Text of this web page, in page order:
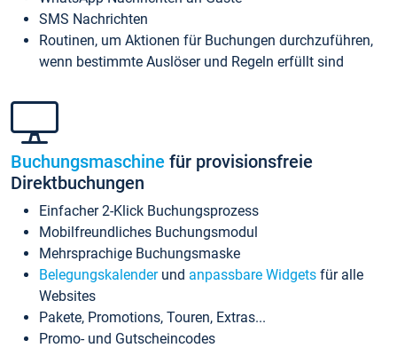
SMS Nachrichten
Routinen, um Aktionen für Buchungen durchzuführen,
wenn bestimmte Auslöser und Regeln erfüllt sind
Buchungsmaschine für provisionsfreie
Direktbuchungen
Einfacher 2-Klick Buchungsprozess
Mobilfreundliches Buchungsmodul
Mehrsprachige Buchungsmaske
Belegungskalenderund anpassbare Widgets für alle
Websites
Pakete, Promotions, Touren, Extras...
Promo- und Gutscheincodes